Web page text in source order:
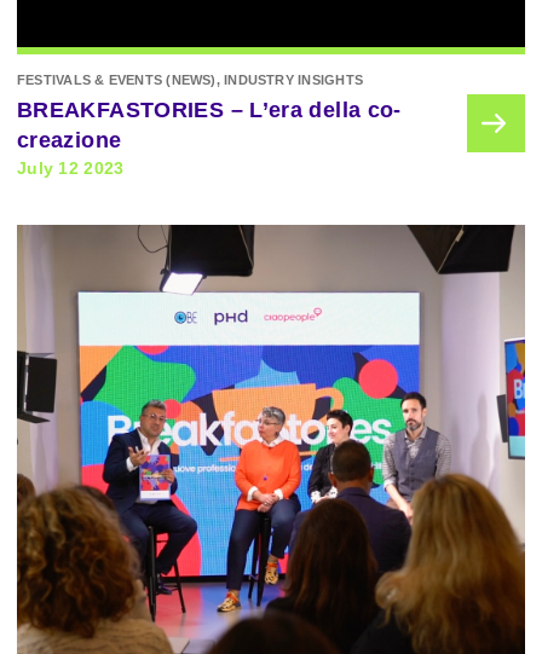
FESTIVALS & EVENTS (NEWS), INDUSTRY INSIGHTS
BREAKFASTORIES – L’era della co-
creazione
July 12 2023